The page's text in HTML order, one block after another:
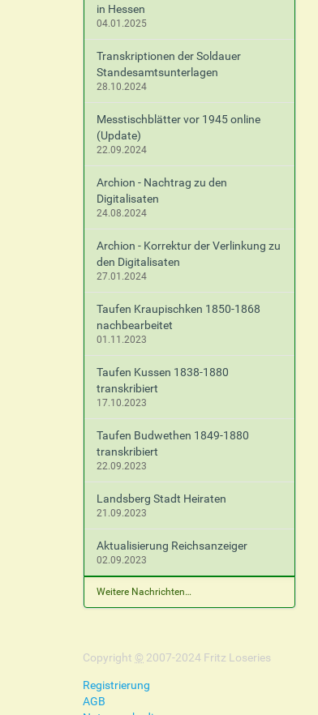
in Hessen
04.01.2025
Transkriptionen der Soldauer
Standesamtsunterlagen
28.10.2024
Messtischblätter vor 1945 online
(Update)
22.09.2024
Archion - Nachtrag zu den
Digitalisaten
24.08.2024
Archion - Korrektur der Verlinkung zu
den Digitalisaten
27.01.2024
Taufen Kraupischken 1850-1868
nachbearbeitet
01.11.2023
Taufen Kussen 1838-1880
transkribiert
17.10.2023
Taufen Budwethen 1849-1880
transkribiert
22.09.2023
Landsberg Stadt Heiraten
21.09.2023
Aktualisierung Reichsanzeiger
02.09.2023
Weitere Nachrichten…
Copyright © 2007-2024 Fritz Loseries
Registrierung
AGB